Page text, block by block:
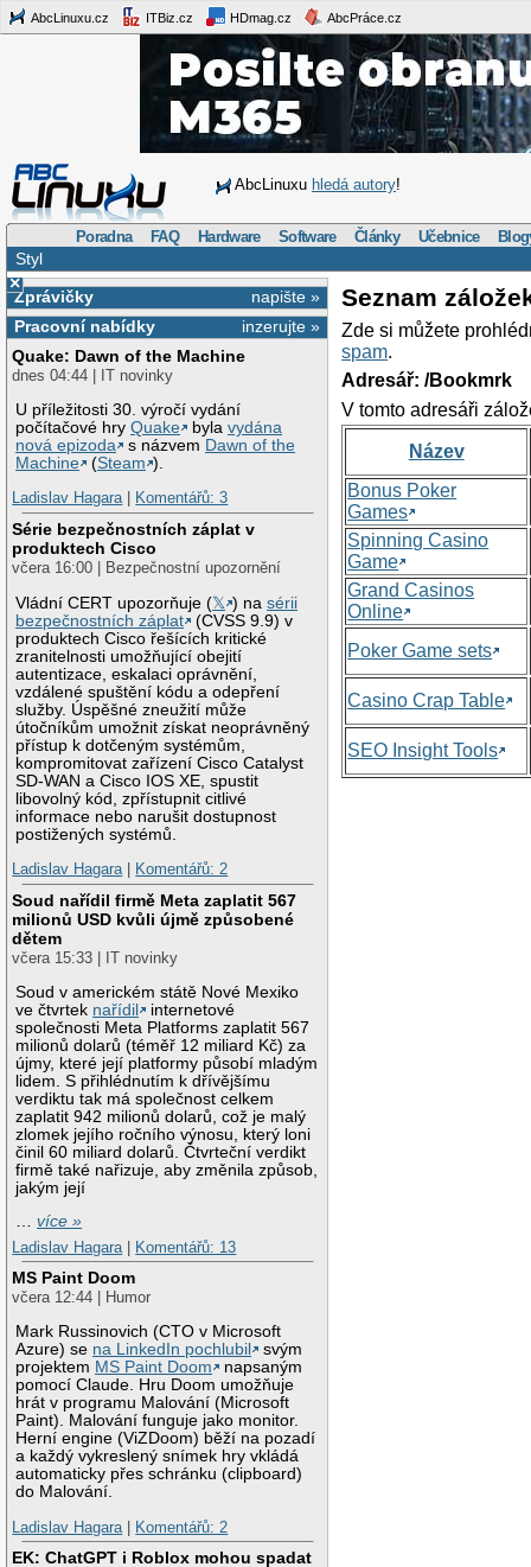
AbcLinuxu.cz ITBiz.cz HDmag.cz AbcPráce.cz
AbcLinuxu hledá autory!
Poradna FAQ Hardware Software Články Učebnice
Styl
×
napište »
Zprávičky
inzerujte »
Pracovní nabídky
Quake: Dawn of the Machine
dnes 04:44 | IT novinky
U příležitosti 30. výročí vydání
počítačové hryQuake bylavydána
nová epizoda
s názvem Dawn of the
Machine
(Steam ).
Ladislav Hagara| Komentářů: 3
Série bezpečnostních záplat v
produktech Cisco
včera 16:00 | Bezpečnostní upozornění
Vládní CERT upozorňuje (𝕏 ) nasérii
bezpečnostních záplat
(CVSS 9.9) v
produktech Cisco řešících kritické
zranitelnosti umožňující obejití
autentizace, eskalaci oprávnění,
vzdálené spuštění kódu a odepření
služby. Úspěšné zneužití může
útočníkům umožnit získat neoprávněný
přístup k dotčeným systémům,
kompromitovat zařízení Cisco Catalyst
SD-WAN a Cisco IOS XE, spustit
libovolný kód, zpřístupnit citlivé
informace nebo narušit dostupnost
postižených systémů.
Ladislav Hagara| Komentářů: 2
Soud nařídil firmě Meta zaplatit 567
milionů USD kvůli újmě způsobené
dětem
včera 15:33 | IT novinky
Soud v americkém státě Nové Mexiko
ve čtvrtek nařídil
internetové
společnosti Meta Platforms zaplatit 567
milionů dolarů (téměř 12 miliard Kč) za
újmy, které její platformy působí mladým
lidem. S přihlédnutím k dřívějšímu
verdiktu tak má společnost celkem
zaplatit 942 milionů dolarů, což je malý
zlomek jejího ročního výnosu, který loni
činil 60 miliard dolarů. Čtvrteční verdikt
firmě také nařizuje, aby změnila způsob,
jakým její
…více »
Ladislav Hagara
Komentářů: 13
MS Paint Doom
včera 12:44 | Humor
Mark Russinovich (CTO v Microsoft
Azure) se na LinkedIn pochlubil
svým
projektem MS Paint Doom
napsaným
pomocí Claude. Hru Doom umožňuje
hrát v programu Malování (Microsoft
Paint). Malování funguje jako monitor.
Herní engine (ViZDoom) běží na pozadí
a každý vykreslený snímek hry vkládá
automaticky přes schránku (clipboard)
do Malování.
Ladislav Hagara
Komentářů: 2
EK: ChatGPT i Roblox mohou spadat
Seznam
Zde si můžete
spam.
Adresář: /Bookmrk
V tomto adresáři
Název
Bonus Poker
Games
Spinning Casino
Game
Grand Casinos
Online
Poker Game sets
Casino Crap Table
SEO Insight Tools